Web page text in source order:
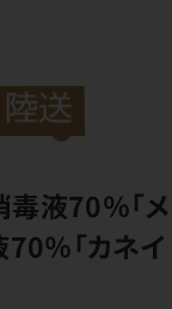
液70％「メ
70％「カネイ